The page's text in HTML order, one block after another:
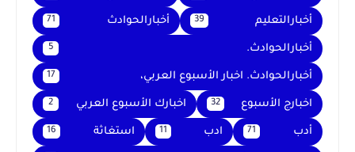
أخبارالتعليم 39 أخبارالحوادث 71
أخبارالحوادث. 5
أخبارالحوادث. اخبار الأسبوع العربي، 17
اخبارج الأسبوع 32 اخبارك الأسبوع العربي 2
أدب 71 ادب 11 استغاثة 16